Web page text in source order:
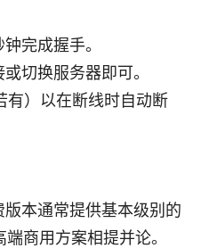
完成握手。
切换服务器即可。
）以在断线时自动断
本通常提供基本级别的
商用方案相提并论。